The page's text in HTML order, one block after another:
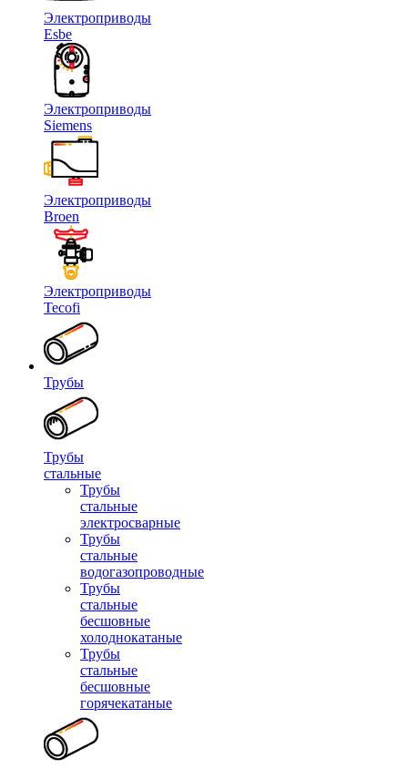
Электроприводы
Esbe
Электроприводы
Siemens
Электроприводы
Broen
Электроприводы
Tecofi
Трубы
Трубы
стальные
Трубы
стальные
электросварные
Трубы
стальные
водогазопроводные
Трубы
стальные
бесшовные
холоднокатаные
Трубы
стальные
бесшовные
горячекатаные